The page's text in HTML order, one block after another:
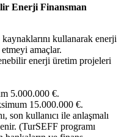
Enerji Finansman
kullanarak enerji
amaçlar.
enerji üretim projeleri
5.000.000 €.
15.000.000 €.
son kullanıcı ile anlaşmalı
(TurSEFF programı